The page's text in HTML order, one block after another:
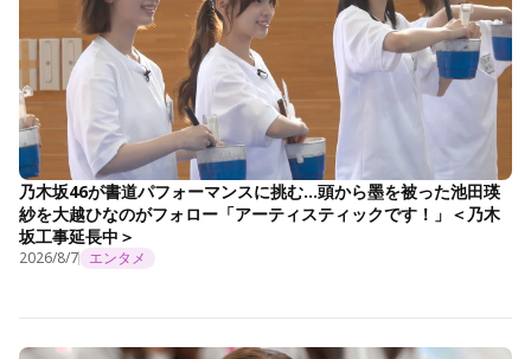
乃木坂46が書道パフォーマンスに挑む…頭から墨を被った池田瑛
紗を大越ひなのがフォロー「アーティスティックです！」＜乃木
坂工事延長中＞
2026/8/7 エンタメ